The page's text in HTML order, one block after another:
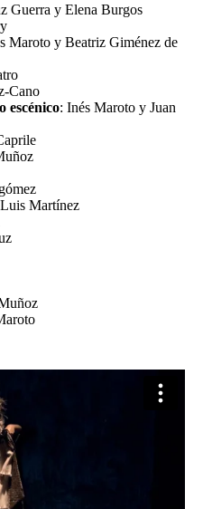
Guerra y Elena Burgos
Maroto y Beatriz Giménez de
Cano
escénico: Inés Maroto y Juan
Martínez